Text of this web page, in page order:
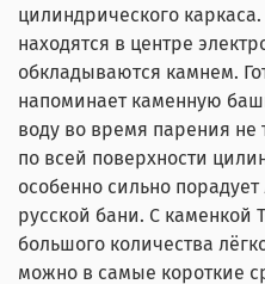
цилиндрического
находятся в центре
обкладываются камнем.
напоминает каменную
воду во время парения не
по всей поверхности
особенно сильно
русской бани. С каменкой
большого количества
можно в самые короткие